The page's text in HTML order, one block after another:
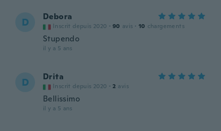
D Debora
Inscrit depuis 2020 · 90 avis · 10 chargements
Stupendo
il y a 5 ans
D Drita
Inscrit depuis 2020 · 2 avis
Bellissimo
il y a 5 ans